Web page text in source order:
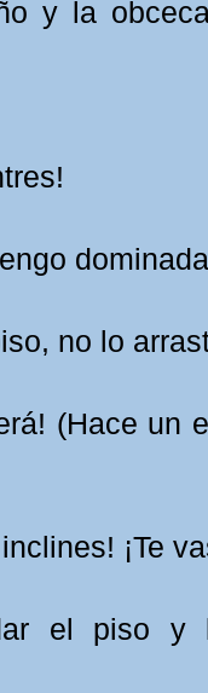
y la
no lo
(Hace un
¡Te
el piso y